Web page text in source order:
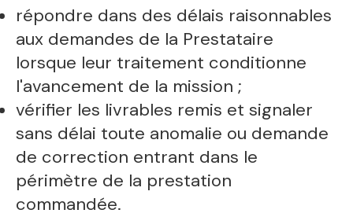
répondre dans des délais raisonnables
aux demandes de la Prestataire
lorsque leur traitement conditionne
l'avancement de la mission ;
vérifier les livrables remis et signaler
sans délai toute anomalie ou demande
de correction entrant dans le
périmètre de la prestation
commandée.